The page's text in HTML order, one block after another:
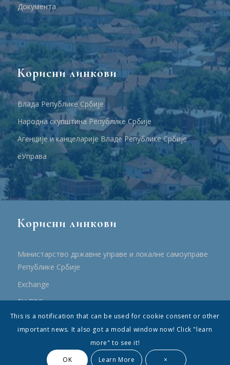
Документа
Корисни линкови
Влада Републике Србије
Народна скупштина Републике Србије
Агенције и канцеларије Владе Републике Србије
еУправа
Корисни линкови
Министарство државне управе и локалне самоуправе
Републике Србије
Еxchange
ЕУ ПРО
ПРРР
© Општина Топола - Сва права су садржана
This is a notification that can be used for cookie consent or other
important news. It also got a modal window now! Click "learn
more" to see it!
OK
Learn More ×